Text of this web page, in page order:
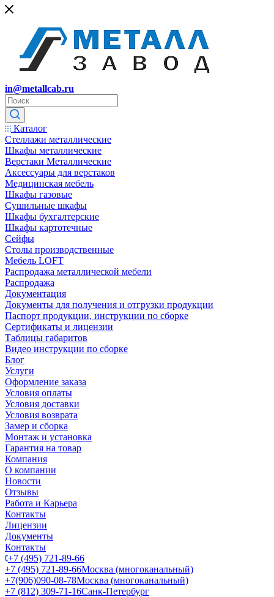
in@metallcab.ru
Каталог
Стеллажи металлические
Шкафы металлические
Верстаки Металлические
Аксессуары для верстаков
Медицинская мебель
Шкафы газовые
Сушильные шкафы
Шкафы бухгалтерские
Шкафы картотечные
Сейфы
Столы производственные
Мебель LOFT
Распродажа металлической мебели
Распродажа
Документация
Документы для получения и отгрузки продукции
Паспорт продукции, инструкции по сборке
Сертификаты и лицензии
Таблицы габаритов
Видео инструкции по сборке
Блог
Услуги
Оформление заказа
Условия оплаты
Условия доставки
Условия возврата
Замер и сборка
Монтаж и установка
Гарантия на товар
Компания
О компании
Новости
Отзывы
Работа и Карьера
Контакты
Лицензии
Документы
Контакты
+7 (495) 721-89-66
+7 (495) 721-89-66Москва (многоканальный)
+7(906)090-08-78Москва (многоканальный)
+7 (812) 309-71-16Санк-Петербург